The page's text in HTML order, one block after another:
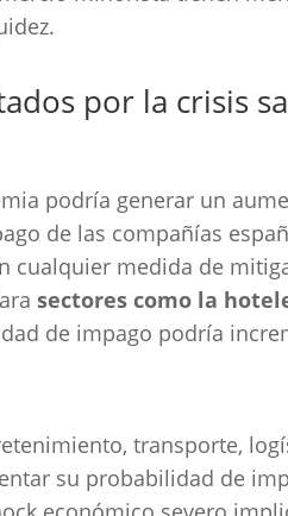
por la crisis
podría generar un
de las compañías
cualquier medida de
sectores como la
de impago podría
transporte,
su probabilidad de